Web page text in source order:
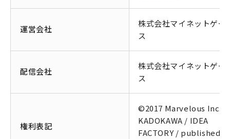
運営会社
株式会社マイネットゲー
ス
配信会社
株式会社マイネットゲー
ス
権利表記
©2017 Marvelous Inc. /
KADOKAWA / IDEA
FACTORY / published